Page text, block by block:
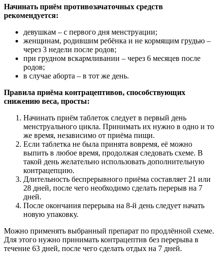
Начинать приём противозачаточных средств
рекомендуется:
девушкам – с первого дня менструации;
женщинам, родившим ребёнка и не кормящим грудью –
через 3 недели после родов;
при грудном вскармливании – через 6 месяцев после
родов;
в случае аборта – в тот же день.
Правила приёма контрацептивов, способствующих
снижению веса, просты:
Начинать приём таблеток следует в первый день
менструального цикла. Принимать их нужно в одно и то
же время, независимо от приёма пищи.
Если таблетка не была принята вовремя, её можно
выпить в любое время, продолжая следовать схеме. В
такой день желательно использовать дополнительную
контрацепцию.
Длительность беспрерывного приёма составляет 21 или
28 дней, после чего необходимо сделать перерыв на 7
дней.
После окончания перерыва на 8-й день следует начать
новую упаковку.
Можно применять выбранный препарат по продлённой схеме.
Для этого нужно принимать контрацептив без перерыва в
течение 63 дней, после чего сделать отдых на 7 дней.